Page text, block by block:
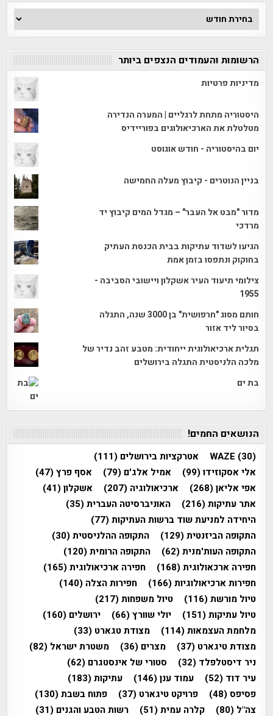
ארכיון
הכתבות
הרשומות והעמודים הנצפים ביותר
מדיניות פרטיות
היסטוריה מתחת לרגליים | המערה הנדירה
מטלטלת את הארכיאולוגים בפוריידיס
יום בהיסטוריה - חודש אוגוסט
בניין הנוטרים - קיבוץ מעלה החמישה
מדור "מבט אל העבר" – מגדל המים קיבוץ יד
מרדכי
הגיעו לשדוד עתיקות בבית הכנסת העתיק
בחוקוק ונתפסו בזמן אמת
צילומי תיעוד העיר אשקלון ויישובי הסביבה -
1955
חותם מסוג "חרפושית" בן 3000 שנה, התגלה
בסיור ליד אזור
תגלית ארכיאולוגית ייחודית: מטבע זהב נדיר של
מלכה הלניסטית התגלה בירושלים
בת ים
הנושאים החמים!
WAZE (30) אטרקציות בירושלים (111)
אלי אסקוזידו(99) אמיל אלג'ם (79) אסף פרץ(47)
אפי אליאן(268) ארכיאולוגיה (207) אשקלון(41)
אתר עתיקות(216) האוניברסיטה העברית(35)
היחידה למניעת שוד ברשות העתיקות(77)
התקופה הביזנטית(129) התקופה ההלניסטית(30)
התקופה העות'מנית(62) התקופה הרומית(120)
חפירה ארכאולוגית(168) חפירה ארכיאולוגית(165)
חפירות ארכיאולוגיות(166) חפירות הצלה (140)
טיול מורשת(116) טיול משפחות(217)
טיול עתיקות(151) יולי שוורץ(66) ירושלים (160)
מלחמת העצמאות(114) מצודת טגארט (33)
מצודת טיגארט (37) מצרים (36) משטרת ישראל (82)
ניר דיסטלפלד (32) סטורי של אינסטגרם (62)
עיר דוד (52) עמוד ענן(146) עתיקות(183)
פסיפס(48) פרויקט טיגארט (37) פתוח בשבת(130)
צה"ל (80) קלרה עמית(51) רשות הטבע והגנים (31)